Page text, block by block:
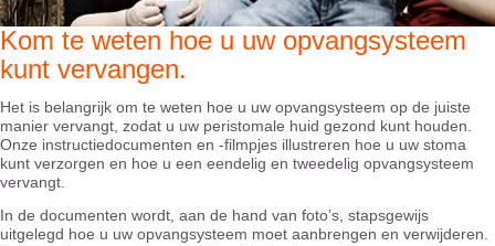
Kom te weten hoe u uw opvangsysteem
kunt vervangen.
Het is belangrijk om te weten hoe u uw opvangsysteem op de juiste
manier vervangt, zodat u uw peristomale huid gezond kunt houden.
Onze instructiedocumenten en -filmpjes illustreren hoe u uw stoma
kunt verzorgen en hoe u een eendelig en tweedelig opvangsysteem
vervangt.
In de documenten wordt, aan de hand van foto’s, stapsgewijs
uitgelegd hoe u uw opvangsysteem moet aanbrengen en verwijderen.